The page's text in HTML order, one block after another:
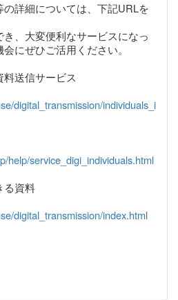
詳細については、下記URLを
、大変便利なサービスになっ
にぜひご活用ください。
送信サービス
digital_transmission/individuals_i
help/service_digi_individuals.html
る資料
digital_transmission/index.html